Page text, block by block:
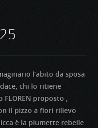
l’abito da sposa
chi lo ritiene
proposto ,
il pizzo a fiori rilievo
è la piumette rebelle